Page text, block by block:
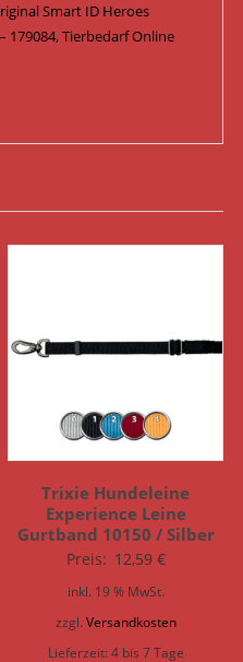
Smart ID Heroes
179084, Tierbedarf Online
Trixie Hundeleine
Experience Leine
Gurtband 10150 / Silber
Preis: 12,59 €
inkl. 19 % MwSt.
zzgl. Versandkosten
Lieferzeit:4 bis 7 Tage